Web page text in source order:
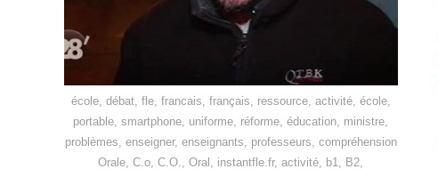
école, débat, fle, francais, français, ressource, activité, école,
portable, smartphone, uniforme, réforme, éducation, ministre,
problèmes, enseigner, enseignants, professeurs, compréhension
Orale, C.o, C.O., Oral, instantfle.fr, activité, b1, B2,